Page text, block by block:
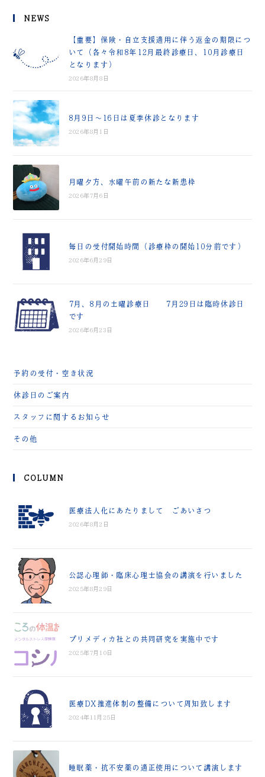
NEWS
【重要】保険・自立支援適用に伴う返金の期限につ
いて（各々令和8年12月最終診療日、10月診療日
となります）
2026年8月8日
8月9日～16日は夏季休診となります
2026年8月1日
月曜夕方、水曜午前の新たな新患枠
2026年7月6日
毎日の受付開始時間（診療枠の開始10分前です）
2026年6月29日
7月、8月の土曜診療日 7月29日は臨時休診日
です
2026年6月23日
予約の受付・空き状況
休診日のご案内
スタッフに関するお知らせ
その他
COLUMN
医療法人化にあたりまして ごあいさつ
2026年8月2日
公認心理師・臨床心理士協会の講演を行いました
2025年8月29日
プリメディカ社との共同研究を実施中です
2025年7月10日
医療DX推進体制の整備について周知致します
2024年11月25日
睡眠薬・抗不安薬の適正使用について講演します